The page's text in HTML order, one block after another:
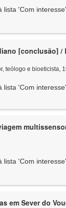
lista 'Com interesse'
[conclusão] /
teólogo e bioeticista,
lista 'Com interesse'
lista 'Com interesse'
em Sever do